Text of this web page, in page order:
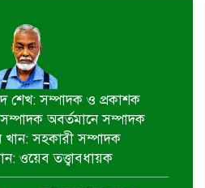
স্বাধীনতাপ্রিয় মানুষের বিজয়ের
প্রধানমন্ত্রী
জুলাই গণঅভ্যুত্থান দিবস
শেখ: সম্পাদক ও প্রকাশক
অবর্তমানে সম্পাদক
সহকারী সম্পাদক
ওয়েব তত্ত্বাবধায়ক